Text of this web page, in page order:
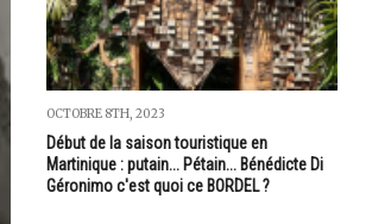
OCTOBRE 8TH, 2023
Début de la saison touristique en
Martinique : putain... Pétain... Bénédicte Di
Géronimo c'est quoi ce BORDEL ?